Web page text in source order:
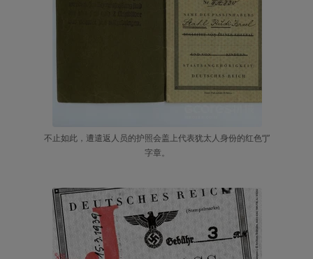
不止如此，遭遣返人员的护照会盖上代表犹太人身份的红色“J”
字章。